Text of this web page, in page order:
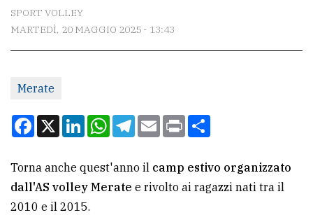
redazione
Scrivici
la
tua
pubblicità
SPORT VOLLEY
MARTEDÌ, 20 MAGGIO 2025 - 13:43
Merate
Facebook
X LinkedInWhatsApp
Telegram
EmailPrint
Torna anche quest'anno il camp estivo organizzato
dall'AS volley Merate e rivolto ai ragazzi nati tra il
2010 e il 2015.